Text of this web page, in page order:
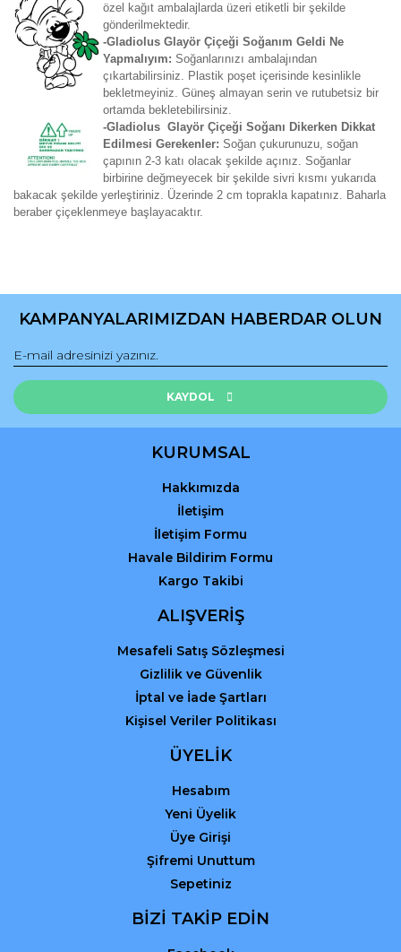
özel kağıt ambalajlarda üzeri etiketli bir şekilde
gönderilmektedir.
-Gladiolus Glayör Çiçeği Soğanım Geldi Ne
Yapmalıyım: Soğanlarınızı ambalajından
çıkartabilirsiniz. Plastik poşet içerisinde kesinlikle
bekletmeyiniz. Güneş almayan serin ve rutubetsiz bir
ortamda bekletebilirsiniz.
-Gladiolus Glayör Çiçeği Soğanı Dikerken Dikkat
Edilmesi Gerekenler: Soğan çukurunuzu, soğan
çapının 2-3 katı olacak şekilde açınız. Soğanlar
birbirine değmeyecek bir şekilde sivri kısmı yukarıda
bakacak şekilde yerleştiriniz. Üzerinde 2 cm toprakla kapatınız. Baharla
beraber çiçeklenmeye başlayacaktır.
konularda yetersiz gördüğünüz noktaları öneri formunu
Görüş ve önerileriniz için teşekkür ederiz.
Ürün resmi kalitesiz, bozuk veya görüntülenemiyor.
Ürün açıklamasında eksik bilgiler bulunuyor.
Ürün fiyatı diğer sitelerden daha pahalı.
Gönder
KAMPANYALARIMIZDAN HABERDAR OLUN
KAYDOL
KURUMSAL
Hakkımızda
İletişim
İletişim Formu
Havale Bildirim Formu
Kargo Takibi
ALIŞVERİŞ
Mesafeli Satış Sözleşmesi
Gizlilik ve Güvenlik
İptal ve İade Şartları
Kişisel Veriler Politikası
ÜYELİK
Hesabım
Yeni Üyelik
Üye Girişi
Şifremi Unuttum
Sepetiniz
BİZİ TAKİP EDİN